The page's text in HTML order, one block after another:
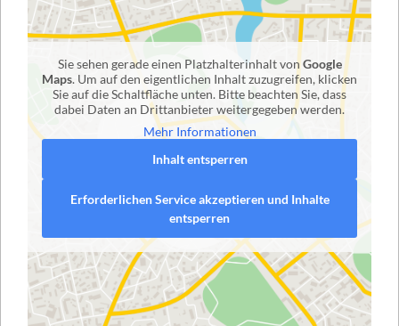
Sie sehen gerade einen Platzhalterinhalt von Google
Maps. Um auf den eigentlichen Inhalt zuzugreifen, klicken
Sie auf die Schaltfläche unten. Bitte beachten Sie, dass
dabei Daten an Drittanbieter weitergegeben werden.
Mehr Informationen
Inhalt entsperren
Erforderlichen Service akzeptieren und Inhalte
entsperren